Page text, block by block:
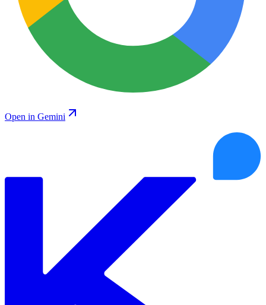
Open in Gemini